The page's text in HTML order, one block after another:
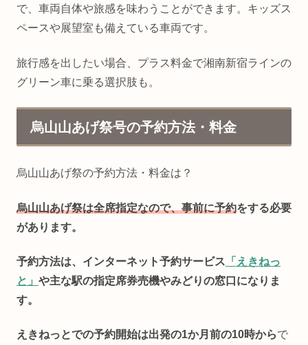
で、車両自体や旅感を味わうことができます。キッズス
ペースや展望室も備えている車両です。
旅行感を出したい場合、プラス料金で湘南新宿ラインの
グリーン車に乗る選択肢も。
烏山山あげ祭号の予約方法・料金
烏山山あげ祭の予約方法・料金は？
烏山山あげ祭は全席指定なので、事前に予約をする必要
があります。
予約方法は、インターネット予約サービス 「えきねっ
と」 や主な駅の指定席券売機やみどりの窓口になりま
す。
えきねっとでの予約開始は出発の1か月前の10時からで